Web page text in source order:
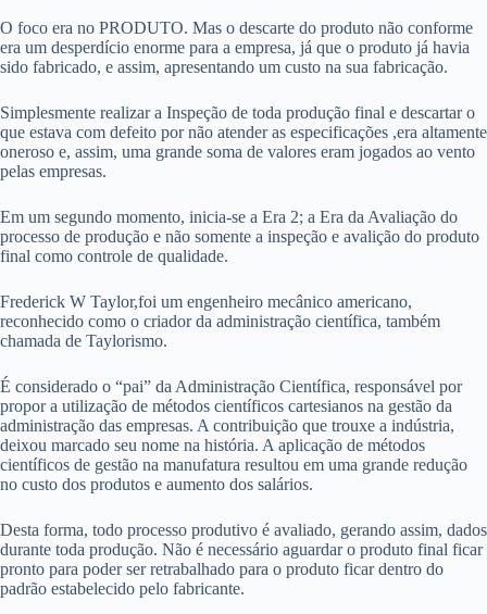
O foco era no PRODUTO. Mas o descarte do produto não conforme
era um desperdício enorme para a empresa, já que o produto já havia
sido fabricado, e assim, apresentando um custo na sua fabricação.
Simplesmente realizar a Inspeção de toda produção final e descartar o
que estava com defeito por não atender as especificações ,era altamente
oneroso e, assim, uma grande soma de valores eram jogados ao vento
pelas empresas.
Em um segundo momento, inicia-se a Era 2; a Era da Avaliação do
processo de produção e não somente a inspeção e avalição do produto
final como controle de qualidade.
Frederick W Taylor,foi um engenheiro mecânico americano,
reconhecido como o criador da administração científica, também
chamada de Taylorismo.
É considerado o “pai” da Administração Científica, responsável por
propor a utilização de métodos científicos cartesianos na gestão da
administração das empresas. A contribuição que trouxe a indústria,
deixou marcado seu nome na história. A aplicação de métodos
científicos de gestão na manufatura resultou em uma grande redução
no custo dos produtos e aumento dos salários.
Desta forma, todo processo produtivo é avaliado, gerando assim, dados
durante toda produção. Não é necessário aguardar o produto final ficar
pronto para poder ser retrabalhado para o produto ficar dentro do
padrão estabelecido pelo fabricante.